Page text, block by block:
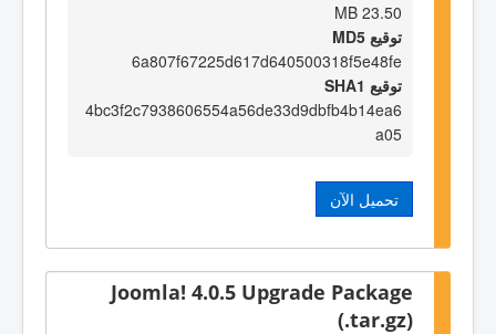
23.50 MB
توقيع MD5
6a807f67225d617d640500318f5e48fe
توقيع SHA1
4bc3f2c7938606554a56de33d9dbfb4b14ea6
a05
تحميل الآن
Joomla! 4.0.5 Upgrade Package
(.tar.gz)